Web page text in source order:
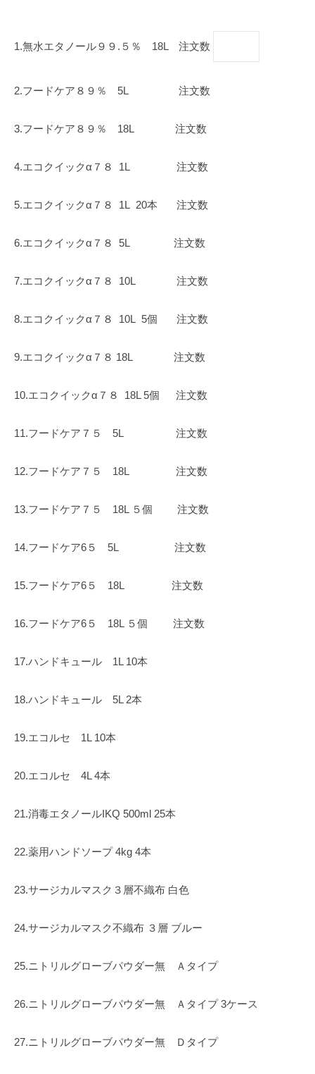
1.無水エタノール９９.５％ 18L 注文数
2.フードケア８９％ 5L 注文数
3.フードケア８９％ 18L 注文数
4.エコクイックα７８ 1L 注文数
5.エコクイックα７８ 1L 20本 注文数
6.エコクイックα７８ 5L 注文数
7.エコクイックα７８ 10L 注文数
8.エコクイックα７８ 10L 5個 注文数
9.エコクイックα７８ 18L 注文数
10.エコクイックα７８ 18L 5個 注文数
11.フードケア７５ 5L 注文数
12.フードケア７５ 18L 注文数
13.フードケア７５ 18L ５個 注文数
14.フードケア6５ 5L 注文数
15.フードケア6５ 18L 注文数
16.フードケア6５ 18L ５個 注文数
17.ハンドキュール 1L 10本
18.ハンドキュール 5L 2本
19.エコルセ 1L 10本
20.エコルセ 4L 4本
21.消毒エタノールIKQ 500ml 25本
22.薬用ハンドソープ 4kg 4本
23.サージカルマスク３層不織布 白色
24.サージカルマスク不織布 ３層 ブルー
25.ニトリルグローブパウダー無 Ａタイプ
26.ニトリルグローブパウダー無 Ａタイプ 3ケース
27.ニトリルグローブパウダー無 Ｄタイプ